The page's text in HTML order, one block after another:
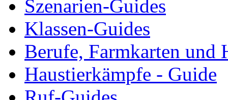
Szenarien-Guides
Klassen-Guides
Berufe, Farmkarten und
Haustierkämpfe - Guide